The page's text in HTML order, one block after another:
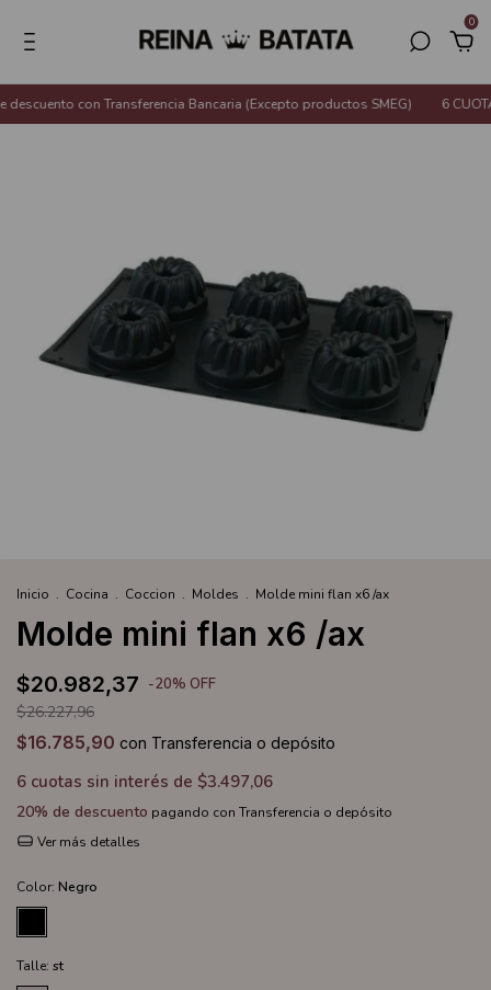
0
descuento con Transferencia Bancaria (Excepto productos SMEG) 6
Inicio . Cocina . Coccion . Moldes . Molde mini flan x6 /ax
Molde mini flan x6 /ax
$20.982,37 -20% OFF
$26.227,96
$16.785,90 con Transferencia o depósito
6 cuotas sin interés de $3.497,06
20% de descuento pagando con Transferencia o depósito
Ver más detalles
Color: Negro
Talle: st